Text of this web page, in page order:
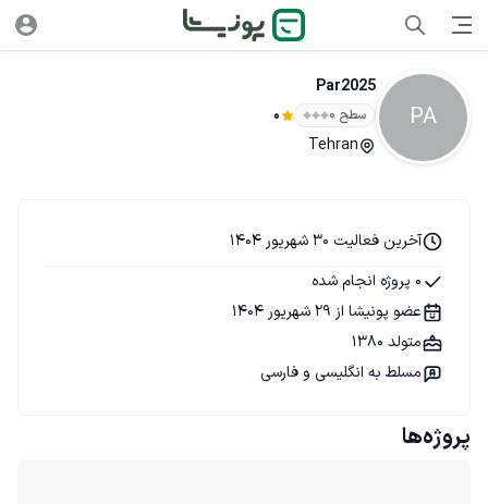
PA
Par2025
سطح ۰ 0
Tehran
آخرین فعالیت 30 شهریور 1404
0 پروژه انجام شده
عضو پونیشا از 29 شهریور 1404
متولد 1380
مسلط به انگلیسی و فارسی
پروژه‌ها